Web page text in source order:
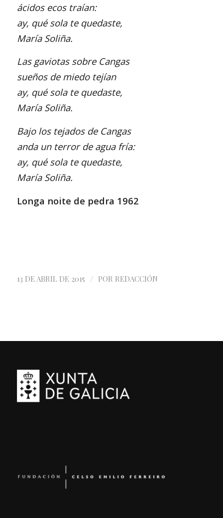
ácidos ecos traían:
ay, qué sola te quedaste,
María Soliña.
Las gaviotas sobre Cangas
sueños de miedo tejían
ay, qué sola te quedaste,
María Soliña.
Bajo los tejados de Cangas
anda un terror de agua fría:
ay, qué sola te quedaste,
María Soliña.
Longa noite de pedra 1962
13 DE ABRIL DE 2015 / POR REDACCIÓN